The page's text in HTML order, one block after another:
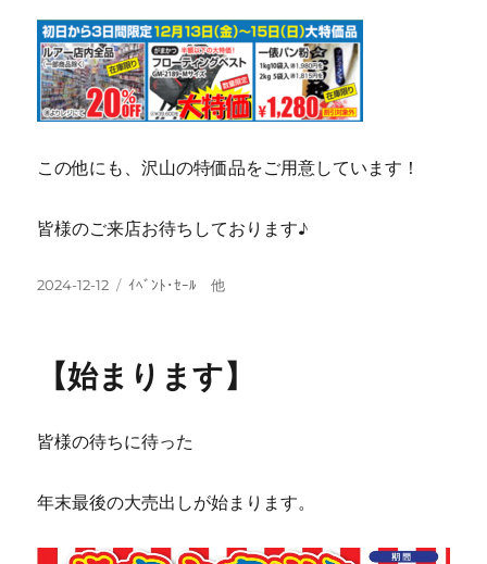
この他にも、沢山の特価品をご用意しています！
皆様のご来店お待ちしております♪
投
2024-12-12
カ
ー
ｲﾍﾞﾝﾄ･ｾｰﾙ 他
【始まります】
皆様の待ちに待った
年末最後の大売出しが始まります。